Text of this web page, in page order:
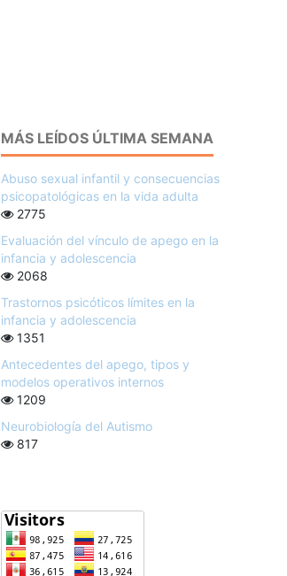
MÁS LEÍDOS ÚLTIMA SEMANA
Abuso sexual infantil y consecuencias
psicopatológicas en la vida adulta
2775
Evaluación del vínculo de apego en la
infancia y adolescencia
2068
Trastornos psicóticos límites en la
infancia y adolescencia
1351
Antecedentes del apego, tipos y
modelos operativos internos
1209
Neurobiología del Autismo
817